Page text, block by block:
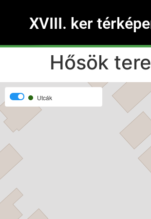
XVIII. ker
Hősök tere
Utcák